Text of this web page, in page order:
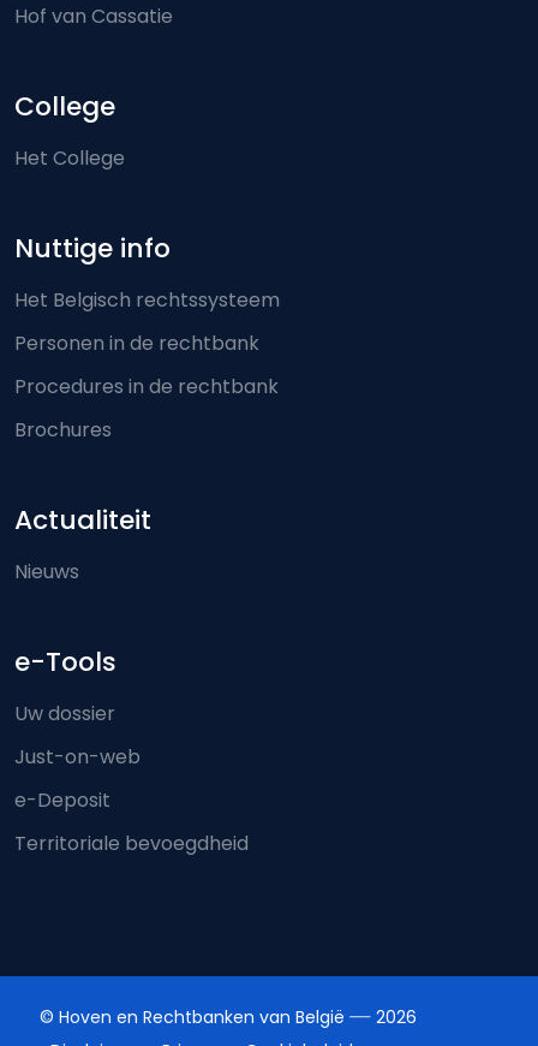
Hof van Cassatie
College
Het College
Nuttige info
Het Belgisch rechtssysteem
Personen in de rechtbank
Procedures in de rechtbank
Brochures
Actualiteit
Nieuws
e-Tools
Uw dossier
Just-on-web
e-Deposit
Territoriale bevoegdheid
© Hoven en Rechtbanken van België
2026